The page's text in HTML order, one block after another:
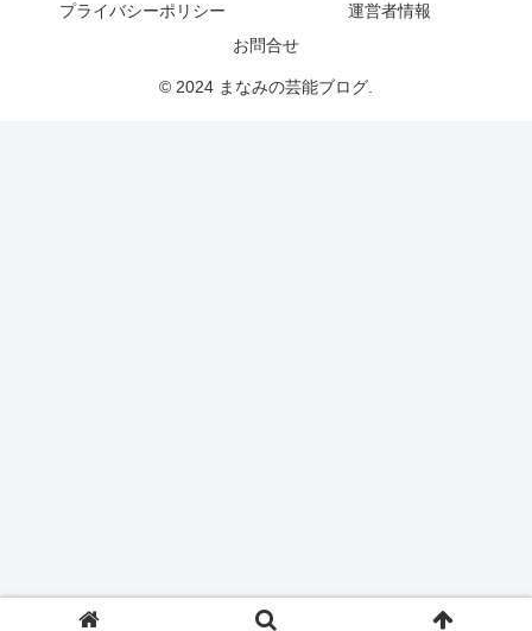
プライバシーポリシー
運営者情報
お問合せ
© 2024 まなみの芸能ブログ.